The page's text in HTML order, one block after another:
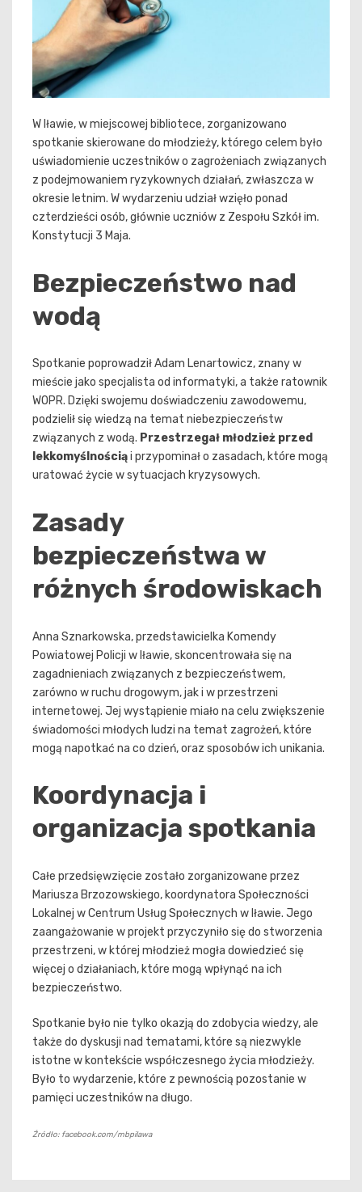
W Iławie, w miejscowej bibliotece, zorganizowano
spotkanie skierowane do młodzieży, którego celem było
uświadomienie uczestników o zagrożeniach związanych
z podejmowaniem ryzykownych działań, zwłaszcza w
okresie letnim. W wydarzeniu udział wzięło ponad
czterdzieści osób, głównie uczniów z Zespołu Szkół im.
Konstytucji 3 Maja.
Bezpieczeństwo nad
wodą
Spotkanie poprowadził Adam Lenartowicz, znany w
mieście jako specjalista od informatyki, a także ratownik
WOPR. Dzięki swojemu doświadczeniu zawodowemu,
podzielił się wiedzą na temat niebezpieczeństw
związanych z wodą. Przestrzegał młodzież przed
lekkomyślnościąi przypominał o zasadach, które mogą
uratować życie w sytuacjach kryzysowych.
Zasady
bezpieczeństwa w
różnych środowiskach
Anna Sznarkowska, przedstawicielka Komendy
Powiatowej Policji w Iławie, skoncentrowała się na
zagadnieniach związanych z bezpieczeństwem,
zarówno w ruchu drogowym, jak i w przestrzeni
internetowej. Jej wystąpienie miało na celu zwiększenie
świadomości młodych ludzi na temat zagrożeń, które
mogą napotkać na co dzień, oraz sposobów ich unikania.
Koordynacja i
organizacja spotkania
Całe przedsięwzięcie zostało zorganizowane przez
Mariusza Brzozowskiego, koordynatora Społeczności
Lokalnej w Centrum Usług Społecznych w Iławie. Jego
zaangażowanie w projekt przyczyniło się do stworzenia
przestrzeni, w której młodzież mogła dowiedzieć się
więcej o działaniach, które mogą wpłynąć na ich
bezpieczeństwo.
Spotkanie było nie tylko okazją do zdobycia wiedzy, ale
także do dyskusji nad tematami, które są niezwykle
istotne w kontekście współczesnego życia młodzieży.
Było to wydarzenie, które z pewnością pozostanie w
pamięci uczestników na długo.
Źródło: facebook.com/mbpilawa